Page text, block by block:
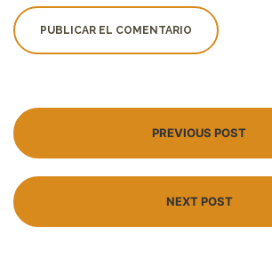
PREVIOUS POST
NEXT POST